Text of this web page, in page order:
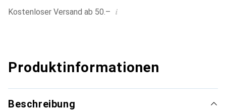
Kostenloser Versand ab 50.– i
Produktinformationen
Beschreibung